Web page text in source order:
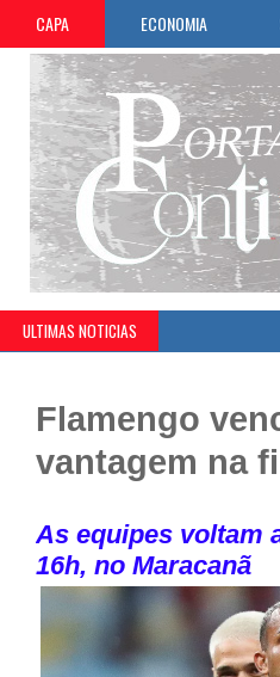
CAPA ECONOMIA
ULTIMAS NOTICIAS
Flamengo
vantagem na
As equipes voltam
16h, no Maracanã